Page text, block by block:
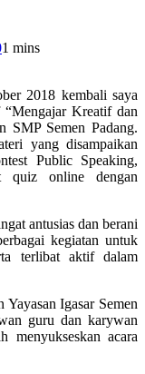
1 mins
2018 kembali saya
Kreatif dan
SMP Semen Padang.
yang disampaikan
Public Speaking,
quiz online dengan
antusias dan berani
kegiatan untuk
terlibat aktif dalam
Igasar Semen
guru dan karywan
menyukseskan acara